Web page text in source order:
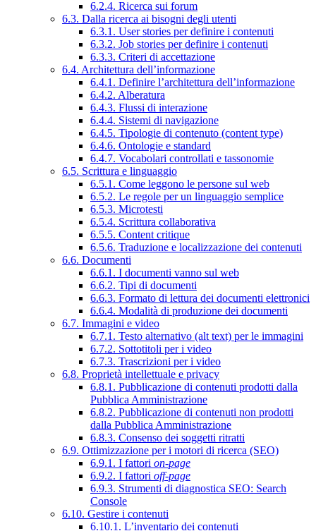
6.2.4. Ricerca sui forum
6.3. Dalla ricerca ai bisogni degli utenti
6.3.1. User stories per definire i contenuti
6.3.2. Job stories per definire i contenuti
6.3.3. Criteri di accettazione
6.4. Architettura dell’informazione
6.4.1. Definire l’architettura dell’informazione
6.4.2. Alberatura
6.4.3. Flussi di interazione
6.4.4. Sistemi di navigazione
6.4.5. Tipologie di contenuto (content type)
6.4.6. Ontologie e standard
6.4.7. Vocabolari controllati e tassonomie
6.5. Scrittura e linguaggio
6.5.1. Come leggono le persone sul web
6.5.2. Le regole per un linguaggio semplice
6.5.3. Microtesti
6.5.4. Scrittura collaborativa
6.5.5. Content critique
6.5.6. Traduzione e localizzazione dei contenuti
6.6. Documenti
6.6.1. I documenti vanno sul web
6.6.2. Tipi di documenti
6.6.3. Formato di lettura dei documenti elettronici
6.6.4. Modalità di produzione dei documenti
6.7. Immagini e video
6.7.1. Testo alternativo (alt text) per le immagini
6.7.2. Sottotitoli per i video
6.7.3. Trascrizioni per i video
6.8. Proprietà intellettuale e privacy
6.8.1. Pubblicazione di contenuti prodotti dalla
Pubblica Amministrazione
6.8.2. Pubblicazione di contenuti non prodotti
dalla Pubblica Amministrazione
6.8.3. Consenso dei soggetti ritratti
6.9. Ottimizzazione per i motori di ricerca (SEO)
6.9.1. I fattori on-page
6.9.2. I fattori off-page
6.9.3. Strumenti di diagnostica SEO: Search
Console
6.10. Gestire i contenuti
6.10.1. L’inventario dei contenuti